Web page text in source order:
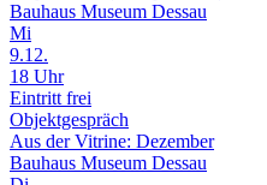
Bauhaus Museum Dessau
Mi
9.12.
18 Uhr
Eintritt frei
Objektgespräch
Aus der Vitrine: Dezember
Bauhaus Museum Dessau